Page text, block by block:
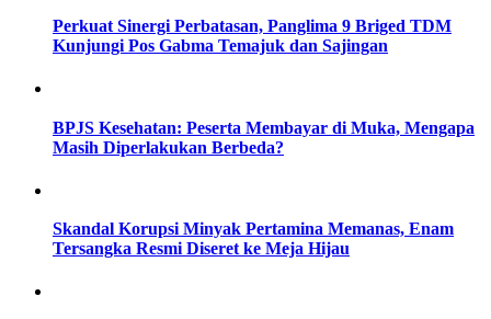
Perkuat Sinergi Perbatasan, Panglima 9 Briged TDM
Kunjungi Pos Gabma Temajuk dan Sajingan
BPJS Kesehatan: Peserta Membayar di Muka, Mengapa
Masih Diperlakukan Berbeda?
Skandal Korupsi Minyak Pertamina Memanas, Enam
Tersangka Resmi Diseret ke Meja Hijau